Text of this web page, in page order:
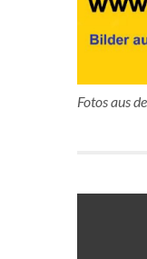
Fotos aus